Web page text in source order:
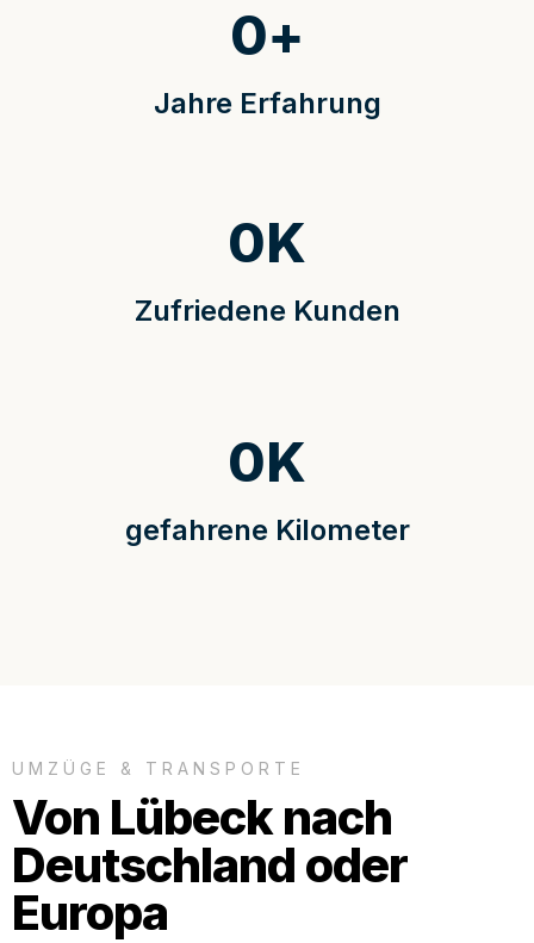
Jahre Erfahrung
0+
Zufriedene Kunden
0K
gefahrene Kilometer
0K
UMZÜGE & TRANSPORTE
Von Lübeck nach
Deutschland oder
Europa